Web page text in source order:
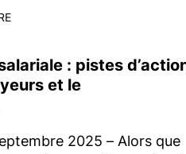
: pistes
et le
2025 – Alors que